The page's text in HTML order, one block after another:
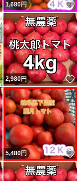
いいね！
1,680円
いいね！
2,980円
いいね！
5,480円